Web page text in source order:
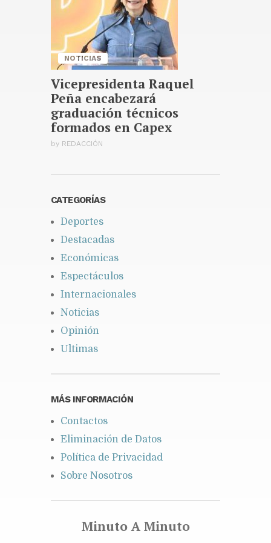
Verano
Publicado hace 8 horas
NOTICIAS
Vicepresidenta Raquel
Peña encabezará
graduación técnicos
formados en Capex
by REDACCIÓN
CATEGORÍAS
Deportes
Destacadas
Económicas
Espectáculos
Internacionales
Noticias
Opinión
Ultimas
MÁS INFORMACIÓN
Contactos
Eliminación de Datos
Política de Privacidad
Sobre Nosotros
Minuto A Minuto